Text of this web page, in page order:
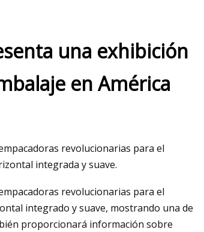
una exhibición
en América
revolucionarias para el
integrada y suave.
revolucionarias para el
integrado y suave, mostrando una de
proporcionará información sobre